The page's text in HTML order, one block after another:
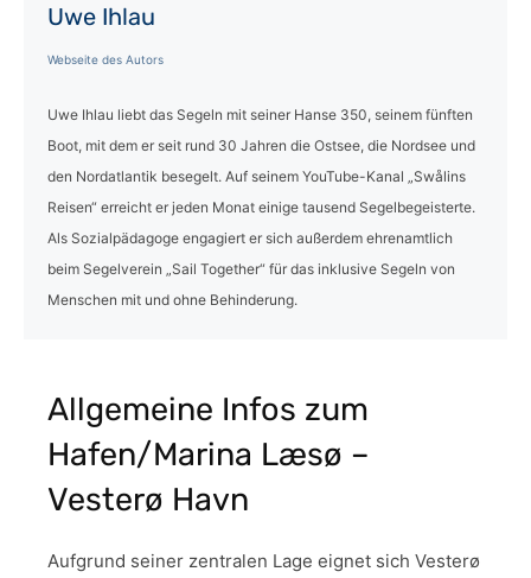
Uwe Ihlau
Webseite des Autors
Uwe Ihlau liebt das Segeln mit seiner Hanse 350, seinem fünften
Boot, mit dem er seit rund 30 Jahren die Ostsee, die Nordsee und
den Nordatlantik besegelt. Auf seinem YouTube-Kanal „Swålins
Reisen“ erreicht er jeden Monat einige tausend Segelbegeisterte.
Als Sozialpädagoge engagiert er sich außerdem ehrenamtlich
beim Segelverein „Sail Together“ für das inklusive Segeln von
Menschen mit und ohne Behinderung.
Allgemeine Infos zum
Hafen/Marina Læsø –
Vesterø Havn
Aufgrund seiner zentralen Lage eignet sich Vesterø